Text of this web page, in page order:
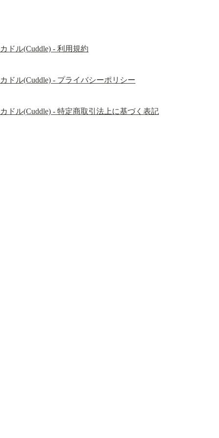
カドル(Cuddle) - 利用規約
カドル(Cuddle) - プライバシーポリシー
カドル(Cuddle) - 特定商取引法上に基づく表記